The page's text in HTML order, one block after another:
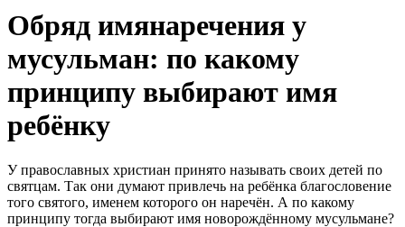
Обряд имянаречения у
мусульман: по какому
принципу выбирают имя
ребёнку
У православных христиан принято называть своих детей по
святцам. Так они думают привлечь на ребёнка благословение
того святого, именем которого он наречён. А по какому
принципу тогда выбирают имя новорождённому мусульмане?